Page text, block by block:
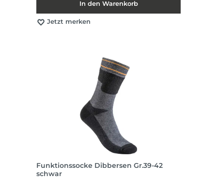
In den Warenkorb
Jetzt merken
Funktionssocke Dibbersen Gr.39-42
schwar